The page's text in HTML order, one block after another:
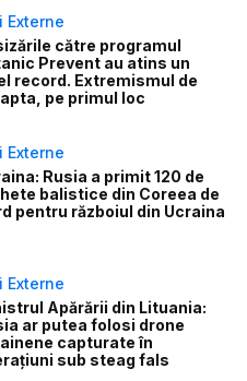
Externe
către programul
Prevent au atins un
record. Extremismul de
pe primul loc
Externe
Rusia a primit 120 de
balistice din Coreea de
pentru războiul din Ucraina
Externe
Apărării din Lituania:
ar putea folosi drone
capturate în
sub steag fals